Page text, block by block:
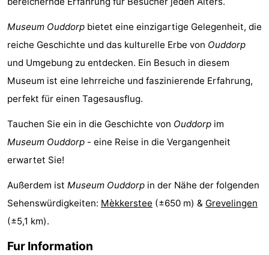
Spielplätze
-
Spielplätze
Bowling
-
Minigolfplätze
Wellness-
&
Städte
Natur
Führungen
Museum Ouddorp bietet eine einzigartige Gelegenheit, die
reiche Geschichte und das kulturelle Erbe von Ouddorp
und Umgebung zu entdecken. Ein Besuch in diesem
Museum ist eine lehrreiche und faszinierende Erfahrung,
perfekt für einen Tagesausflug.
Tauchen Sie ein in die Geschichte von Ouddorp im
Museum Ouddorp - eine Reise in die Vergangenheit
erwartet Sie!
Außerdem ist Museum Ouddorp in der Nähe der folgenden
Sehenswürdigkeiten: Mèkkerstee (±650 m) & Grevelingen
(±5,1 km).
Fur Information